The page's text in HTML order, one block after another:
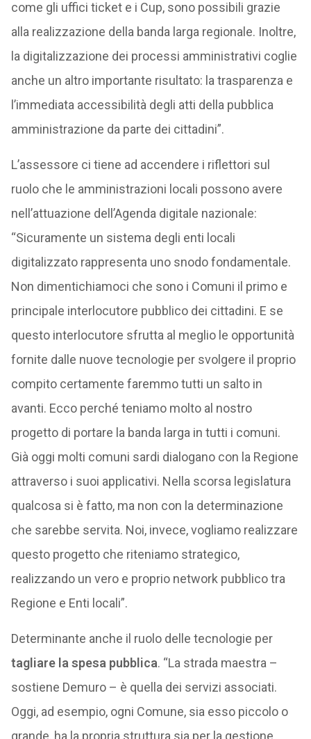
come gli uffici ticket e i Cup, sono possibili grazie
alla realizzazione della banda larga regionale. Inoltre,
la digitalizzazione dei processi amministrativi coglie
anche un altro importante risultato: la trasparenza e
l’immediata accessibilità degli atti della pubblica
amministrazione da parte dei cittadini”.
L’assessore ci tiene ad accendere i riflettori sul
ruolo che le amministrazioni locali possono avere
nell’attuazione dell’Agenda digitale nazionale:
“Sicuramente un sistema degli enti locali
digitalizzato rappresenta uno snodo fondamentale.
Non dimentichiamoci che sono i Comuni il primo e
principale interlocutore pubblico dei cittadini. E se
questo interlocutore sfrutta al meglio le opportunità
fornite dalle nuove tecnologie per svolgere il proprio
compito certamente faremmo tutti un salto in
avanti. Ecco perché teniamo molto al nostro
progetto di portare la banda larga in tutti i comuni.
Già oggi molti comuni sardi dialogano con la Regione
attraverso i suoi applicativi. Nella scorsa legislatura
qualcosa si è fatto, ma non con la determinazione
che sarebbe servita. Noi, invece, vogliamo realizzare
questo progetto che riteniamo strategico,
realizzando un vero e proprio network pubblico tra
Regione e Enti locali”.
Determinante anche il ruolo delle tecnologie per
tagliare la spesa pubblica. “La strada maestra –
sostiene Demuro – è quella dei servizi associati.
Oggi, ad esempio, ogni Comune, sia esso piccolo o
grande, ha la propria struttura sia per la gestione